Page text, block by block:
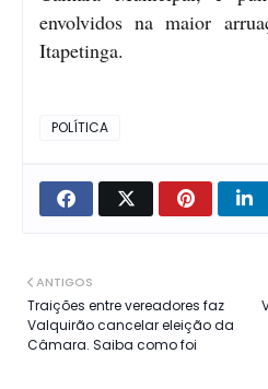
envolvidos na maior
Itapetinga.
POLÍTICA
ANTIGOS
Traições entre vereadores faz
Valquirão cancelar eleição da
Câmara. Saiba como foi